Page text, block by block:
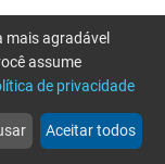
web more_horiz
Mais
mais agradável
assume
de privacidade
Aceitar todos